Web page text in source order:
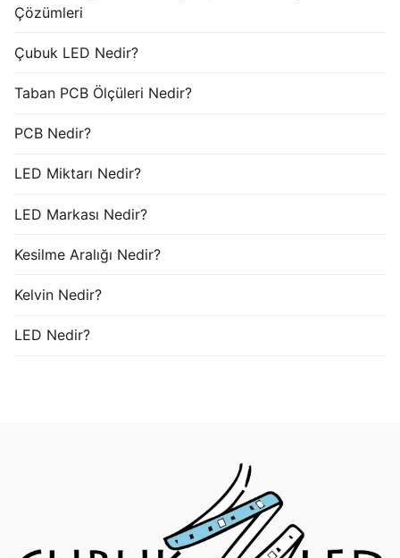
Çözümleri
Çubuk LED Nedir?
Taban PCB Ölçüleri Nedir?
PCB Nedir?
LED Miktarı Nedir?
LED Markası Nedir?
Kesilme Aralığı Nedir?
Kelvin Nedir?
LED Nedir?